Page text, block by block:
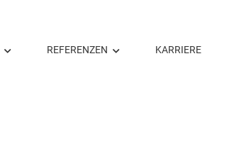
REFERENZEN KARRIERE